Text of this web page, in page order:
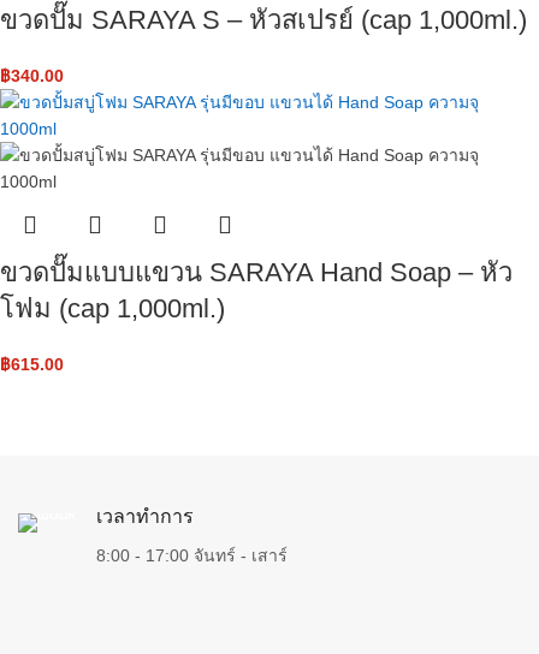
ขวดปั๊ม SARAYA S – หัวสเปรย์ ​(cap 1,000ml.)
฿340.00
ขวดปั๊มแบบแขวน SARAYA Hand Soap – หัว
โฟม ​(cap 1,000ml.)
฿615.00
เวลาทำการ
8:00 - 17:00 จันทร์ - เสาร์